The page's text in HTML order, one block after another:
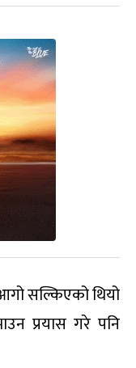
सल्किएको थियो
प्रयास गरे पनि